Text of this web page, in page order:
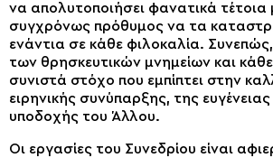
να απολυτοποιήσει φανατικά τέτοια
συγχρόνως πρόθυμος να τα
ενάντια σε κάθε φιλοκαλία.
των θρησκευτικών μνημείων και
συνιστά στόχο που εμπίπτει στην
ειρηνικής συνύπαρξης, της ευγένειας
υποδοχής του Άλλου.
Οι εργασίες του Συνεδρίου είναι